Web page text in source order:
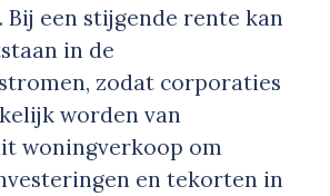
Bij een stijgende rente kan
in de
zodat corporaties
worden van
woningverkoop om
en tekorten in